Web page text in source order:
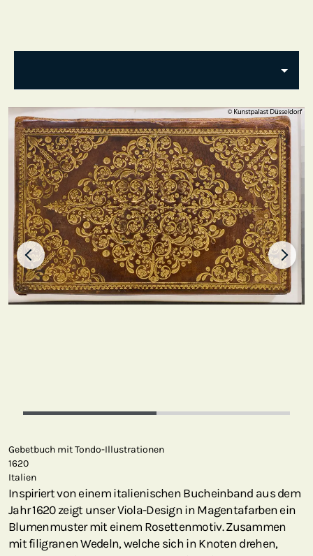
Gebetbuch mit Tondo-Illustrationen
1620
Italien
Inspiriert von einem italienischen Bucheinband aus dem
Jahr 1620 zeigt unser Viola-Design in Magentafarben ein
Blumenmuster mit einem Rosettenmotiv. Zusammen
mit filigranen Wedeln, welche sich in Knoten drehen,